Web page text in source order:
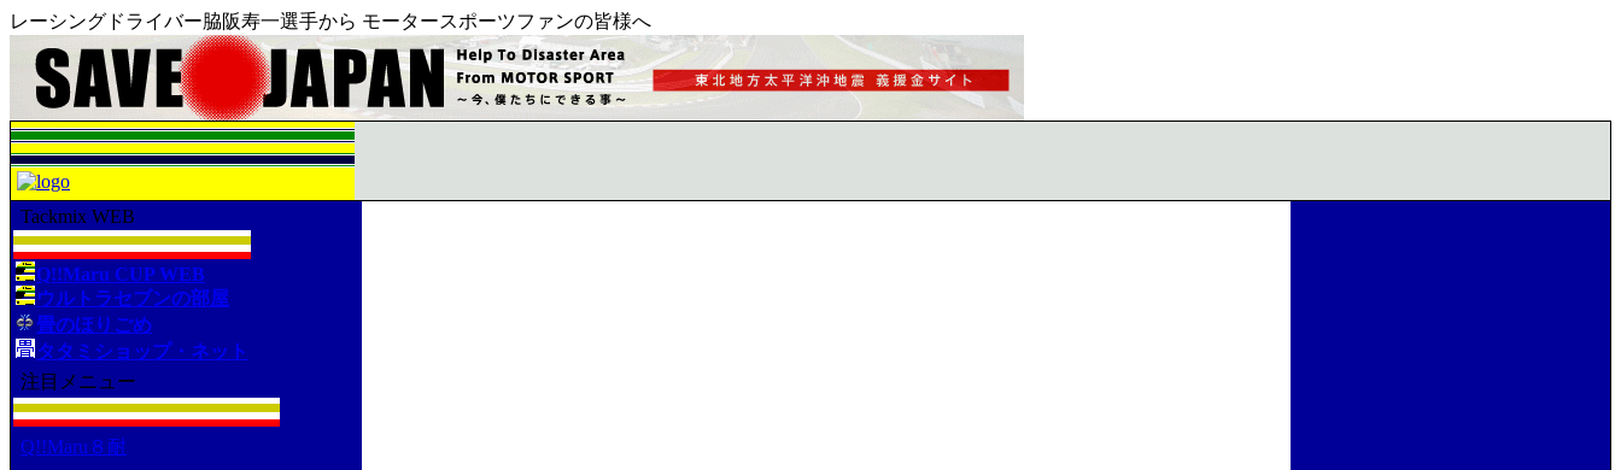
レーシングドライバー脇阪寿一選手から モータースポーツファンの皆様へ
Tackmix WEB
Q!!Maru CUP WEB
ウルトラセブンの部屋
畳のほりごめ
タタミショップ・ネット
注目メニュー
Q!!Maru８耐